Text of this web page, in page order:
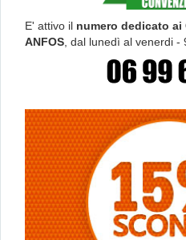
E' attivo il numero dedicato
ANFOS , dal lunedì al venerdi -